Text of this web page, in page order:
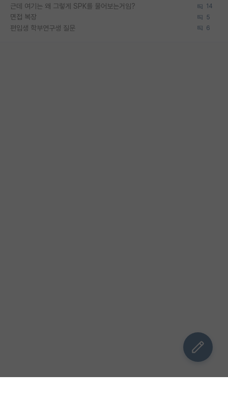
근데 여기는 왜 그렇게 SPK를 물어보는거임? 14
면접 복장 5
편입생 학부연구생 질문 6